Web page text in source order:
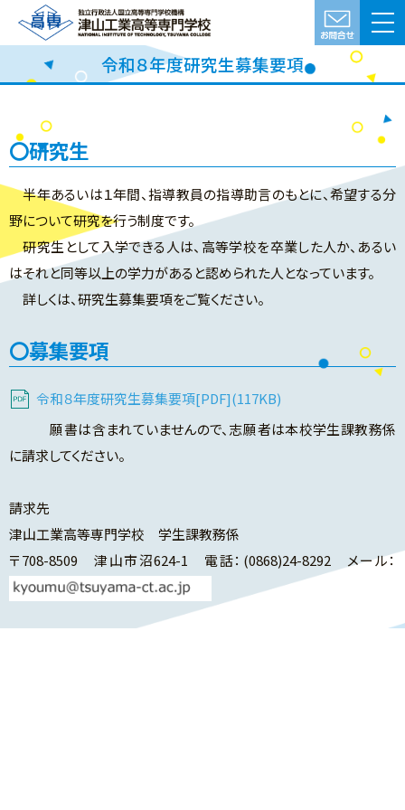
令和８年度研究生募集要項
研究生
半年あるいは１年間、指導教員の指導助言のもとに、希望する分
野について研究を行う制度です。
研究生として入学できる人は、高等学校を卒業した人か、あるい
はそれと同等以上の学力があると認められた人となっています。
詳しくは、研究生募集要項をご覧ください。
募集要項
令和８年度研究生募集要項[PDF](117KB)
願書は含まれていませんので、志願者は本校学生課教務係
に請求してください。
請求先
津山工業高等専門学校 学生課教務係
〒708-8509 津山市沼624-1 電話：(0868)24-8292 メール：